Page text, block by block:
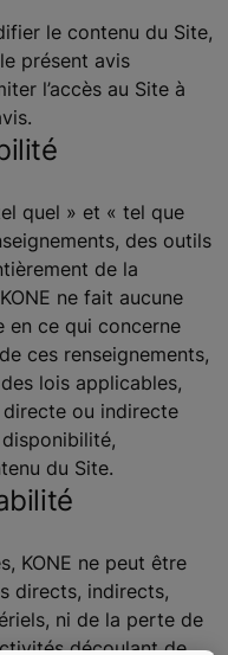
le contenu du Site,
présent avis
l’accès au Site à
quel » et « tel que
des outils
de la
ne fait aucune
en ce qui concerne
ces renseignements,
lois applicables,
directe ou indirecte
du Site.
KONE ne peut être
directs, indirects,
ni de la perte de
découlant de